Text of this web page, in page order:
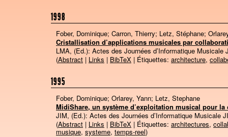
1998
Fober, Dominique; Carron, Thierry; Letz, Stéphane;
Cristallisation d’applications musicales par
LMA, (Ed.): Actes des Journées d’Informatique
(Abstract | Links | BibTeX | Étiquettes: architecture,
1995
Fober, Dominique; Orlarey, Yann; Letz, Stephane
MidiShare, un système d’exploitation musical pour
JIM, (Ed.): Actes des Journées d’Informatique Musicale
(Abstract | Links | BibTeX | Étiquettes: architectures,
musique, systeme, temps-reel)